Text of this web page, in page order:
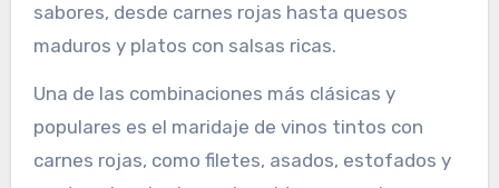
sabores, desde carnes rojas hasta quesos
maduros y platos con salsas ricas.
Una de las combinaciones más clásicas y
populares es el maridaje de vinos tintos con
carnes rojas, como filetes, asados, estofados y